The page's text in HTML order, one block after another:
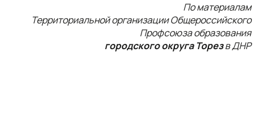
По материалам
Территориальной организации Общероссийского
Профсоюза образования
городского округа Торезв ДНР